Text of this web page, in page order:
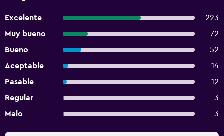
Excelente
223
Muy bueno
72
Bueno
52
Aceptable
14
Pasable
12
Regular
3
Malo
3